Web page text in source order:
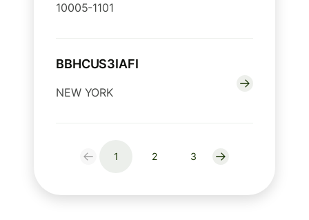
10005-1101
BBHCUS3IAFI
NEW YORK
1 2 3